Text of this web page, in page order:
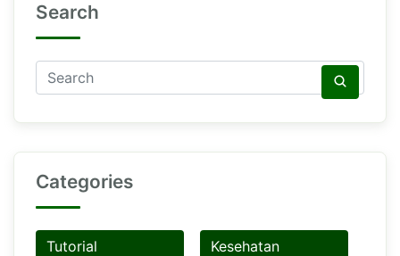
Search
Categories
Tutorial Kesehatan